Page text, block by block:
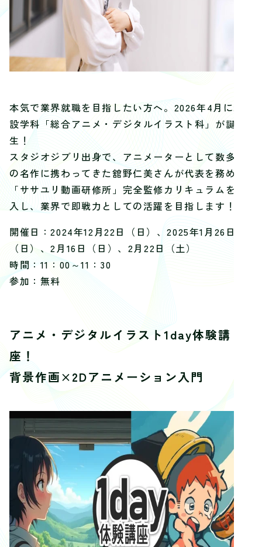
本気で業界就職を目指したい方へ。2026年4月に新
設学科「総合アニメ・デジタルイラスト科」が誕
生！
スタジオジブリ出身で、アニメーターとして数多く
の名作に携わってきた舘野仁美さんが代表を務める
「ササユリ動画研修所」完全監修カリキュラムを導
入し、業界で即戦力としての活躍を目指します！
開催日：2024年12月22日（日）、2025年1月26日
（日）、2月16日（日）、2月22日（土）
時間：11：00～11：30
参加：無料
アニメ・デジタルイラスト1day体験講
座！
背景作画×2Dアニメーション入門